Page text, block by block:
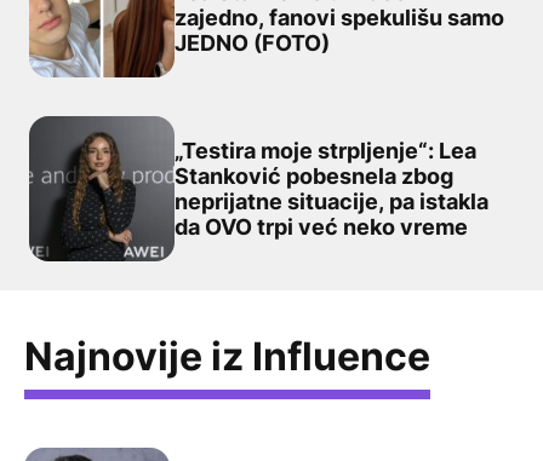
Palo pomirenje?! Andrija Jo i Lea Stanković uhvaćeni
zajedno, fanovi spekulišu samo
JEDNO (FOTO)
„Testira moje strpljenje“: Lea Stanković pobesnela
„Testira moje strpljenje“: Lea
Stanković pobesnela zbog
neprijatne situacije, pa istakla
da OVO trpi već neko vreme
Najnovije iz Influence